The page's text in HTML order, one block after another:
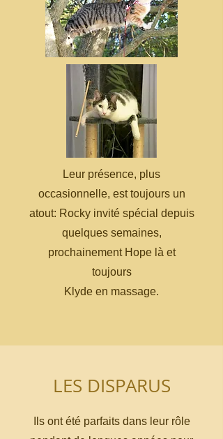
Leur présence, plus
occasionnelle, est toujours un
atout: Rocky invité spécial depuis
quelques semaines,
prochainement Hope là et
toujours
Klyde en massage.
LES DISPARUS
Ils ont été parfaits dans leur rôle